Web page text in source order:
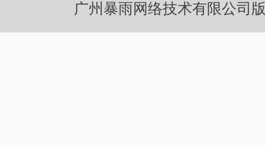
广州暴雨网络技术有限公司